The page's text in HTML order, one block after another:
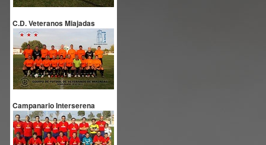
C.D. Veteranos Miajadas
Campanario Interserena